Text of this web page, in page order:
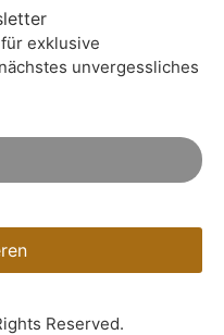
exklusive
unvergessliches
Reserved.